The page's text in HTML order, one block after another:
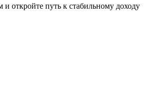
откройте путь к стабильному доходу